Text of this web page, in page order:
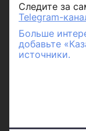
Следите за
Telegram-
Больше
добавьте
источники.